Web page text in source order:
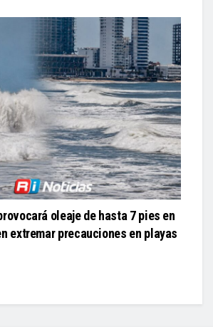
oleaje de hasta 7 pies en
extremar precauciones en playas